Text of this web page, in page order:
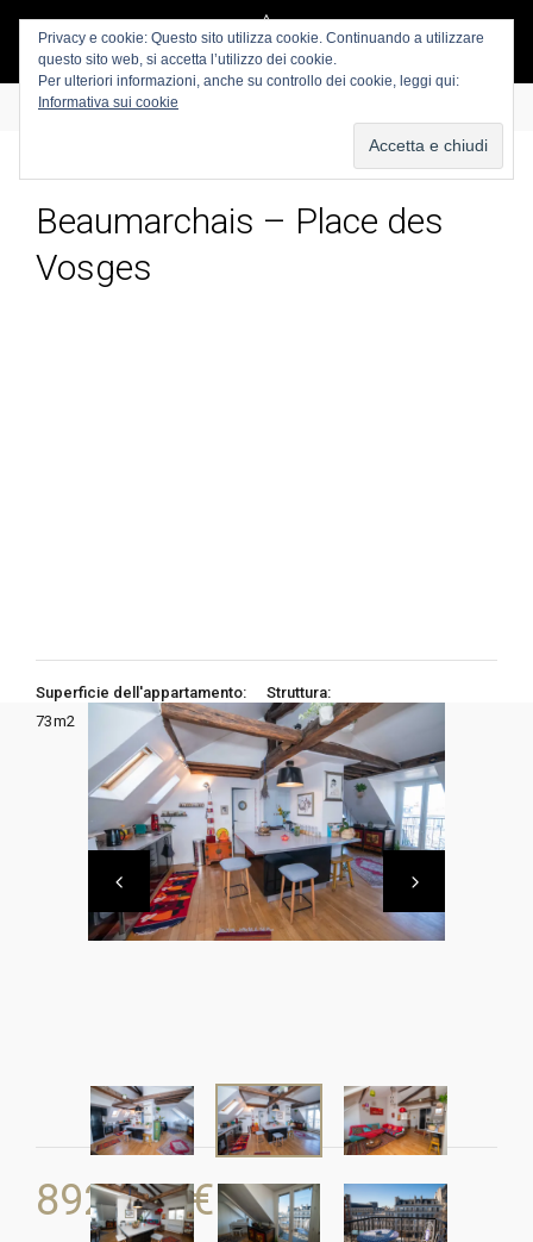
Beaumarchais – Place des
Vosges
Superficie dell'appartamento:
73m2
Struttura:
2 Camere
892.000€
Privacy e cookie: Questo sito utilizza cookie. Continuando a utilizzare
questo sito web, si accetta l’utilizzo dei cookie.
Per ulteriori informazioni, anche su controllo dei cookie, leggi qui:
Informativa sui cookie